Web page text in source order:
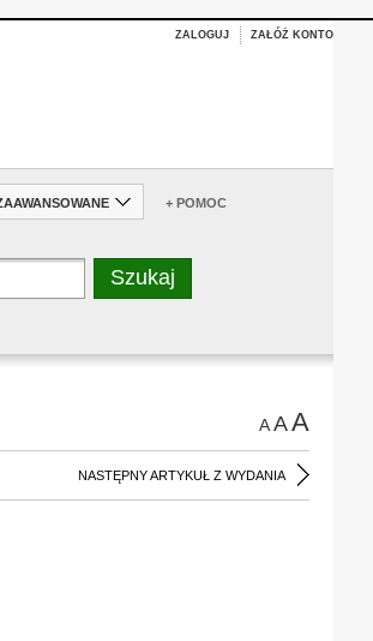
ZALOGUJ ZAŁÓŻ KONTO
+ POMOC
AAA
NASTĘPNY ARTYKUŁ Z WYDANIA